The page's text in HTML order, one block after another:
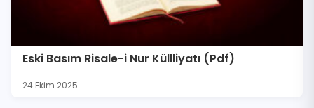
Eski Basım Risale-i Nur Küllliyatı (Pdf)
24 Ekim 2025